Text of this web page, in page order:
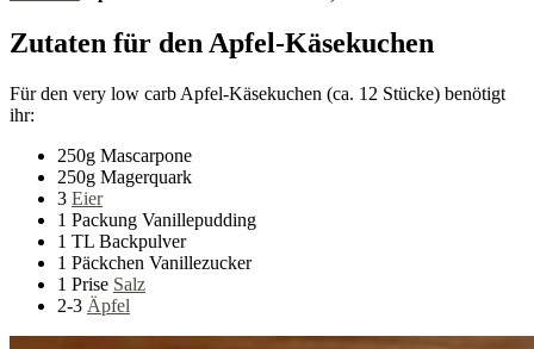
Zutaten für den Apfel-Käsekuchen
Für den very low carb Apfel-Käsekuchen (ca. 12 Stücke) benötigt
ihr:
250g Mascarpone
250g Magerquark
3 Eier
1 Packung Vanillepudding
1 TL Backpulver
1 Päckchen Vanillezucker
1 Prise Salz
2-3 Äpfel